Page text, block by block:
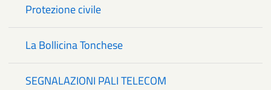
Protezione civile
La Bollicina Tonchese
SEGNALAZIONI PALI TELECOM